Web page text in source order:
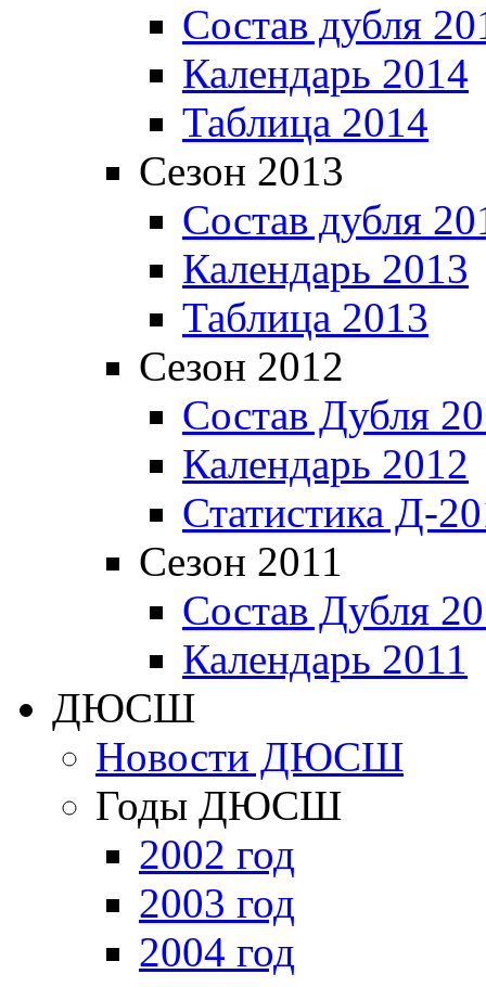
Состав дубля
Календарь 2014
Таблица 2014
Сезон 2013
Состав дубля
Календарь 2013
Таблица 2013
Сезон 2012
Состав Дубля
Календарь 2012
Статистика Д-
Сезон 2011
Состав Дубля
Календарь 2011
ДЮСШ
Новости ДЮСШ
Годы ДЮСШ
2002 год
2003 год
2004 год